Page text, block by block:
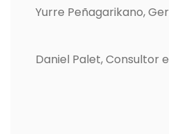
Yurre Peñagarikano,
Daniel Palet, Consultor